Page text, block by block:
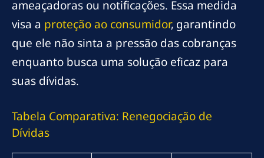
ameaçadoras ou notificações. Essa medida
visa a proteção ao consumidor, garantindo
que ele não sinta a pressão das cobranças
enquanto busca uma solução eficaz para
suas dívidas.
Tabela Comparativa: Renegociação de
Dívidas